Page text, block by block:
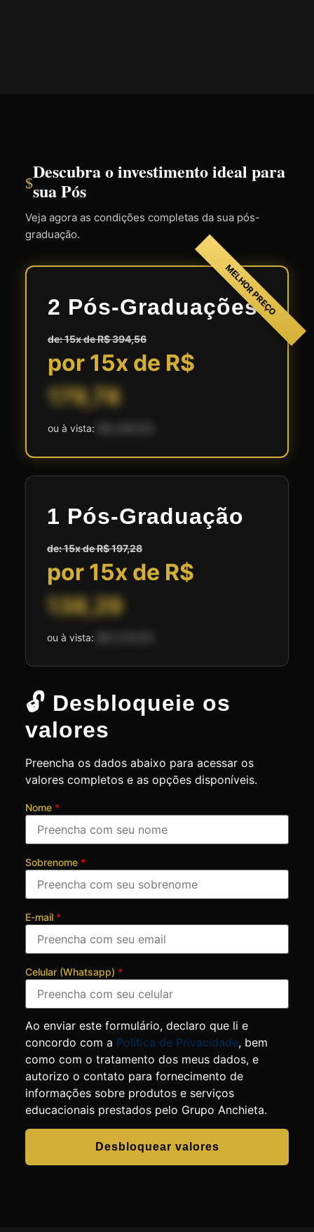
$Descubra o investimento ideal para
sua Pós
Veja agora as condições completas da sua pós-
graduação.
MELHOR PREÇO
2 Pós-Graduações
de: 15x de R$ 394,56
por 15x de R$
179,78
ou à vista:
1 Pós-Graduação
de: 15x de R$ 197,28
por 15x de R$
138,29
ou à vista:
🔓 Desbloqueie os
valores
Preencha os dados abaixo para acessar os
valores completos e as opções disponíveis.
Nome *
Sobrenome *
E-mail *
Celular (Whatsapp) *
Ao enviar este formulário, declaro que li e
concordo com a Política de Privacidade, bem
como com o tratamento dos meus dados, e
autorizo o contato para fornecimento de
informações sobre produtos e serviços
educacionais prestados pelo Grupo Anchieta.
Desbloquear valores